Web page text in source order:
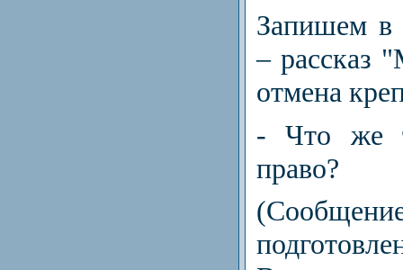
Запишем в
– рассказ
отмена
- Что же
право?